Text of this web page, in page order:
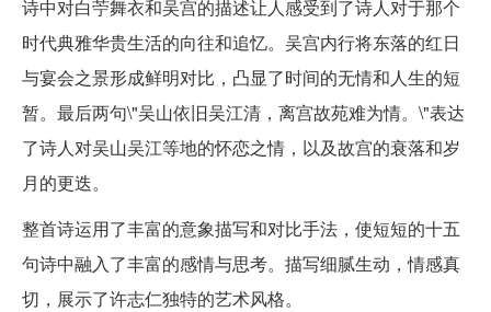
诗中对白苧舞衣和吴宫的描述让人感受到了诗人对于那个
时代典雅华贵生活的向往和追忆。吴宫内行将东落的红日
与宴会之景形成鲜明对比，凸显了时间的无情和人生的短
暂。最后两句\"吴山依旧吴江清，离宫故苑难为情。\"表达
了诗人对吴山吴江等地的怀恋之情，以及故宫的衰落和岁
月的更迭。
整首诗运用了丰富的意象描写和对比手法，使短短的十五
句诗中融入了丰富的感情与思考。描写细腻生动，情感真
切，展示了许志仁独特的艺术风格。